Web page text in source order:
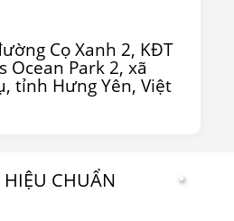
Cọ Xanh 2, KĐT
Ocean Park 2, xã
tỉnh Hưng Yên, Việt
CHUẨN